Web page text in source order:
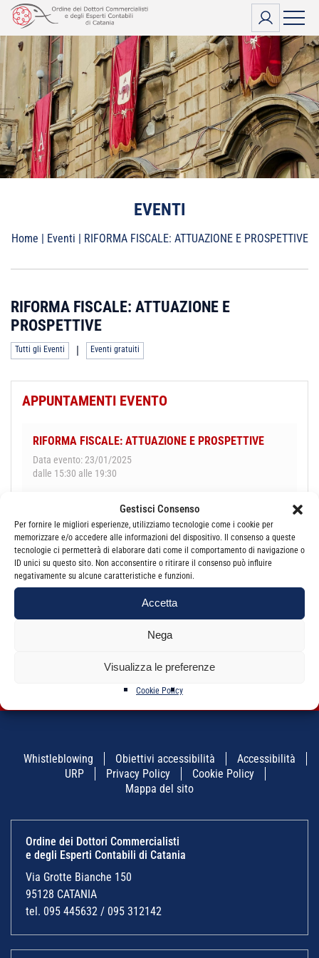
Gestisci Consenso
Per fornire le migliori esperienze, utilizziamo tecnologie come i cookie per
memorizzare e/o accedere alle informazioni del dispositivo. Il consenso a queste
tecnologie ci permetterà di elaborare dati come il comportamento di navigazione o
ID unici su questo sito. Non acconsentire o ritirare il consenso può influire
negativamente su alcune caratteristiche e funzioni.
Accetta
Nega
Visualizza le preferenze
Cookie Policy
Vai
contenuto
EVENTI
Home | Eventi | RIFORMA FISCALE: ATTUAZIONE E PROSPETTIVE
RIFORMA FISCALE: ATTUAZIONE E
PROSPETTIVE
Tutti gli Eventi | Eventi gratuiti
APPUNTAMENTI EVENTO
RIFORMA FISCALE: ATTUAZIONE E PROSPETTIVE
Data evento: 23/01/2025
dalle 15:30 alle 19:30
Per maggiori informazioni o per iscriverti Clicca qui!
NAVIGAZIONE
Whistleblowing Obiettivi accessibilità
Accessibilità
URP
Privacy Policy
Cookie Policy
Mappa del sito
Ordine dei Dottori Commercialisti
e degli Esperti Contabili di Catania
Via Grotte Bianche 150
95128 CATANIA
tel. 095 445632 / 095 312142